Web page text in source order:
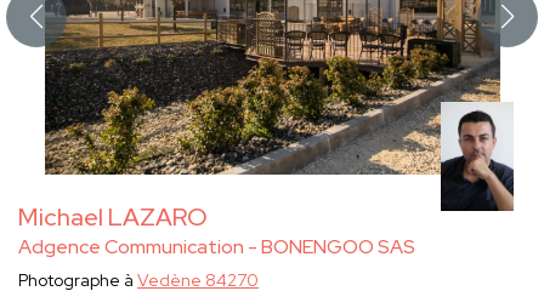
Michael LAZARO
Adgence Communication - BONENGOO SAS
Photographe à Vedène 84270